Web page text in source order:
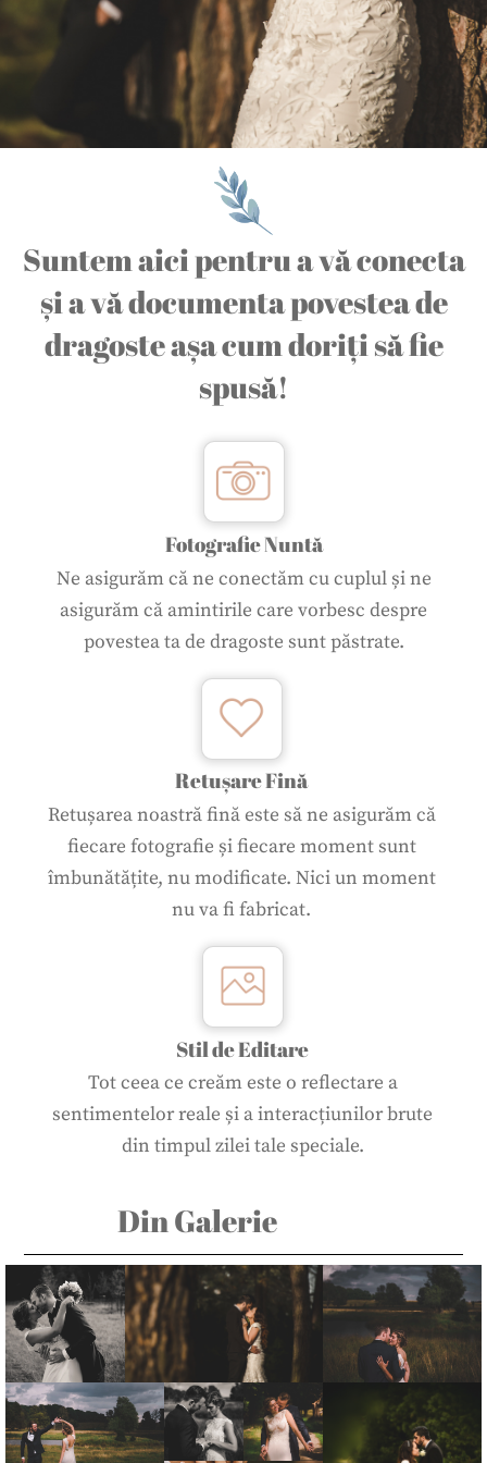
Suntem aici pentru a vă conecta
și a vă documenta povestea de
dragoste așa cum doriți să fie
spusă!
Fotografie Nuntă
Ne asigurăm că ne conectăm cu cuplul și ne
asigurăm că amintirile care vorbesc despre
povestea ta de dragoste sunt păstrate.
Retușare Fină
Retușarea noastră fină este să ne asigurăm că
fiecare fotografie și fiecare moment sunt
îmbunătățite, nu modificate. Nici un moment
nu va fi fabricat.
Stil de Editare
Tot ceea ce creăm este o reflectare a
sentimentelor reale și a interacțiunilor brute
din timpul zilei tale speciale.
Din Galerie